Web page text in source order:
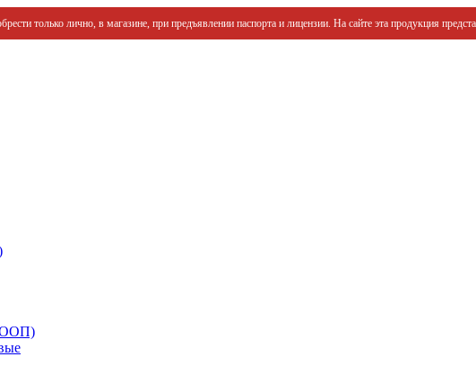
только лично, в магазине, при предъявлении паспорта и лицензии. На сайте эта продукция